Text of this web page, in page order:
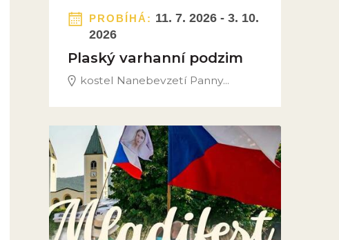
PROBÍHÁ: 11. 7. 2026 - 3. 10.
2026
Plaský varhanní podzim
kostel Nanebevzetí Panny...
Obrázek novinky